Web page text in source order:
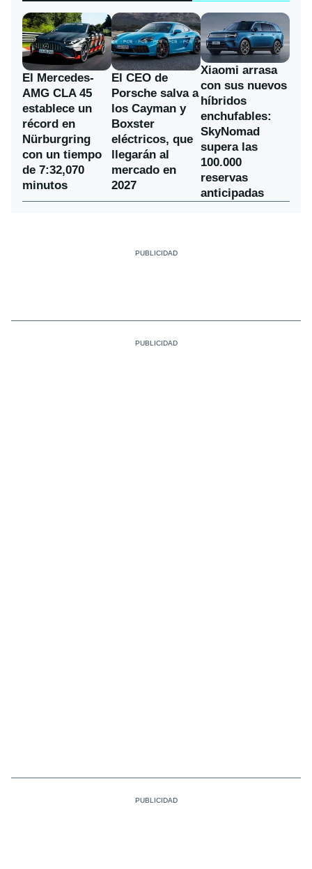
El Mercedes-
AMG CLA 45
establece un
récord en
Nürburgring
con un tiempo
de 7:32,070
minutos
El CEO de
Porsche salva a
los Cayman y
Boxster
eléctricos, que
llegarán al
mercado en
2027
Xiaomi arrasa
con sus nuevos
híbridos
enchufables:
SkyNomad
supera las
100.000
reservas
anticipadas